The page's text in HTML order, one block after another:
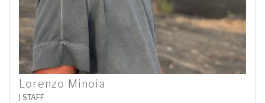
Lorenzo Minoia
STAFF